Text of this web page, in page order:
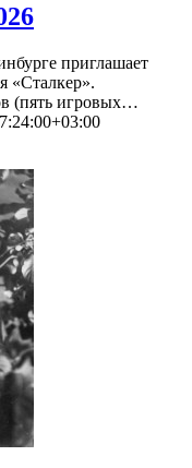
приглашает
«Сталкер».
(пять игровых…